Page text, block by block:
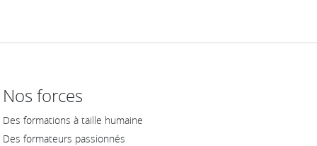
Nos forces
Des formations à taille humaine
Des formateurs passionnés